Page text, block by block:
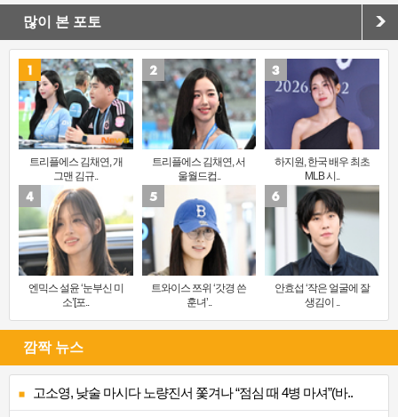
많이 본 포토
트리플에스 김채연, 개
그맨 김규..
트리플에스 김채연, 서
울월드컵..
하지원, 한국 배우 최초
MLB 시..
엔믹스 설윤 ‘눈부신 미
소’[포..
트와이스 쯔위 ‘갓경 쓴
훈녀’..
안효섭 ‘작은 얼굴에 잘
생김이 ..
깜짝 뉴스
고소영, 낮술 마시다 노량진서 쫓겨나 “점심 때 4병 마셔”(바..